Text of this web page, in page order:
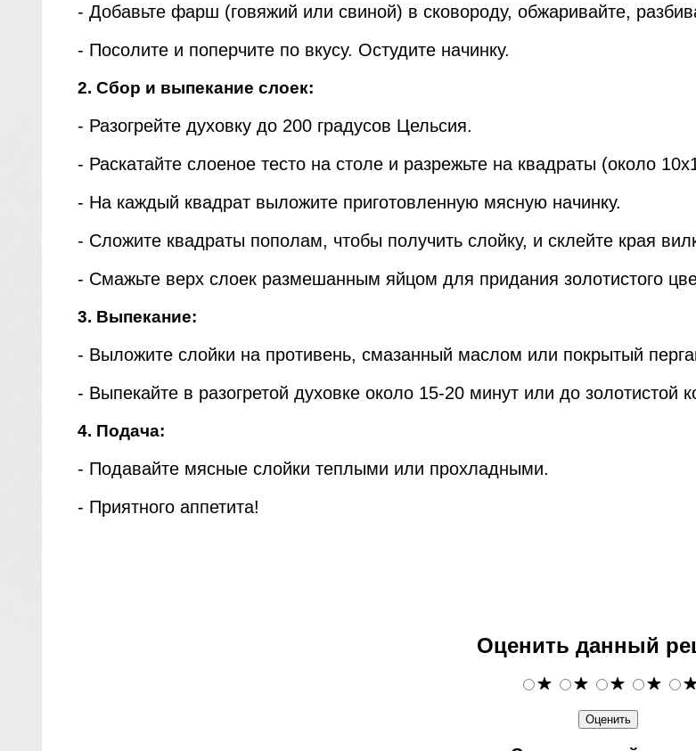
- Добавьте фарш (говяжий или свиной) в сковороду, обжаривайте,
- Посолите и поперчите по вкусу. Остудите начинку.
2. Сбор и выпекание слоек:
- Разогрейте духовку до 200 градусов Цельсия.
- Раскатайте слоеное тесто на столе и разрежьте на квадраты (около
- На каждый квадрат выложите приготовленную мясную начинку.
- Сложите квадраты пополам, чтобы получить слойку, и склейте края
- Смажьте верх слоек размешанным яйцом для придания золотистого
3. Выпекание:
- Выложите слойки на противень, смазанный маслом или покрытый
- Выпекайте в разогретой духовке около 15-20 минут или до золотистой
4. Подача:
- Подавайте мясные слойки теплыми или прохладными.
- Приятного аппетита!
Оценить данный